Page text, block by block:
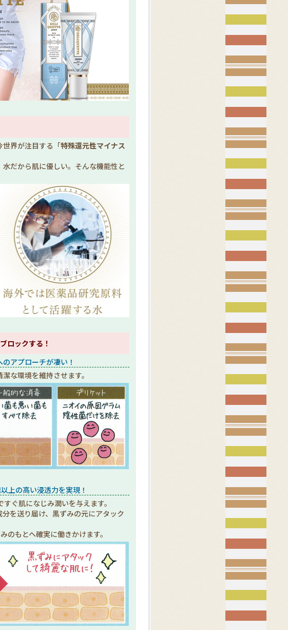
世界が注目する「特殊還元性マイナス
だから肌に優しい。そんな機能性と
ロックする！
アプローチが凄い！
な環境を維持させます。
上の高い浸透力を実現！
ぐ肌になじみ潤いを与えます。
を送り届け、黒ずみの元にアタック
のもとへ確実に働きかけます。